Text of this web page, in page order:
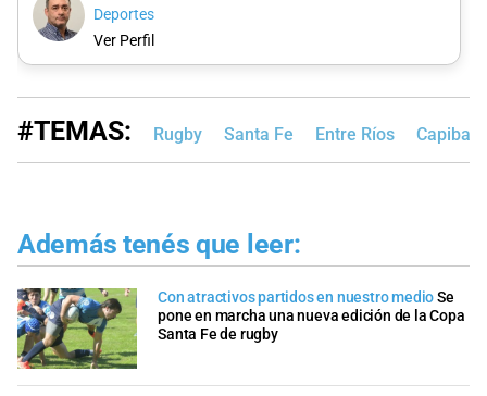
Deportes
Ver Perfil
#TEMAS: Rugby Santa Fe Entre Ríos
Además tenés que leer:
Con atractivos partidos en nuestro medioSe
pone en marcha una nueva edición de la Copa
Santa Fe de rugby